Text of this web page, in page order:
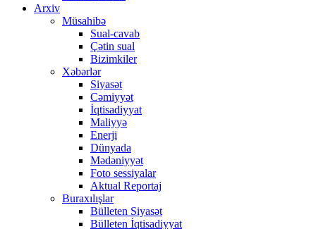
Arxiv
Müsahibə
Sual-cavab
Çətin sual
Bizimkiler
Xəbərlər
Siyasət
Cəmiyyət
İqtisadiyyat
Maliyyə
Enerji
Dünyada
Mədəniyyət
Foto sessiyalar
Aktual Reportaj
Buraxılışlar
Bülleten Siyasət
Bülleten İqtisadiyyat